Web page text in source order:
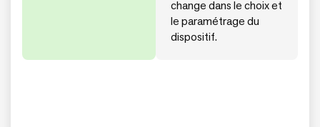
change dans le choix et
le paramétrage du
dispositif.